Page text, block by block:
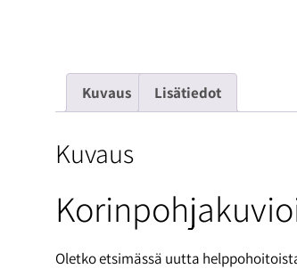
Kuvaus Lisätiedot
Kuvaus
Oletko etsimässä uutta